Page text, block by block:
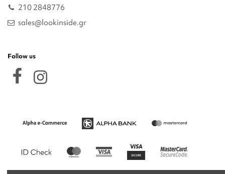
210 2848776
sales@lookinside.gr
Follow us